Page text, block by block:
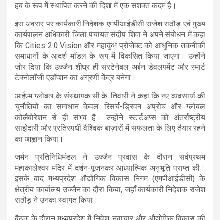
हब के रूप में स्थापित करने की दिशा में एक सशक्त कदम है।
इस अवसर पर कार्यकारी निदेशक एमपीआईडीसी राजेश राठौड़ एवं मुख्य
कार्यपालन अधिकारी जिला पंचायत संदीप शिवा ने अपने संबोधन में कहा
कि Cities 2.0 Vision और महाकुंभ प्रोजेक्ट को आधुनिक तकनीकी
समाधानों के आदर्श मॉडल के रूप में विकसित किया जाएगा। उन्होंने
ज़ोर दिया कि उज्जैन शीघ्र ही सस्टेनेबल अर्बन डेवलपमेंट और स्मार्ट
टेक्नोलॉजी एडॉप्शन का अग्रणी केंद्र बनेगा।
आईएम ग्लोबल के संस्थापक सी.के. तिवारी ने कहा कि नए व्यवसायों की
चुनौतियों का समाधान केवल रिसर्च-ड्रिवन अप्रोच और ग्लोबल
कोलैबोरेशन से ही संभव है। उन्होंने स्टार्टअप्स को अंतर्राष्ट्रीय
साझेदारी और प्रतिस्पर्धी वैश्विक बाज़ारों में सफलता के लिए तैयार रहने
का आह्वान किया।
जर्मन प्रतिनिधिमंडल ने उज्जैन प्रवास के दौरान सर्वप्रथम
महाकालेश्वर मंदिर में दर्शन-पूजनकर आध्यात्मिक अनुभूति प्राप्त की।
इसके बाद मध्यप्रदेश औद्योगिक विकास निगम (एमपीआईडीसी) के
क्षेत्रीय कार्यालय उज्जैन का दौरा किया, जहाँ कार्यकारी निदेशक राजेश
राठौड़ ने उनका स्वागत किया।